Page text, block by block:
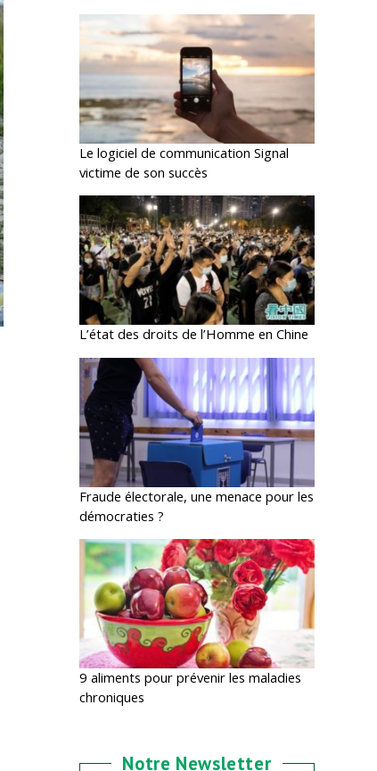
Le logiciel de communication Signal
victime de son succès
L’état des droits de l’Homme en Chine
Fraude électorale, une menace pour les
démocraties ?
9 aliments pour prévenir les maladies
chroniques
Notre Newsletter